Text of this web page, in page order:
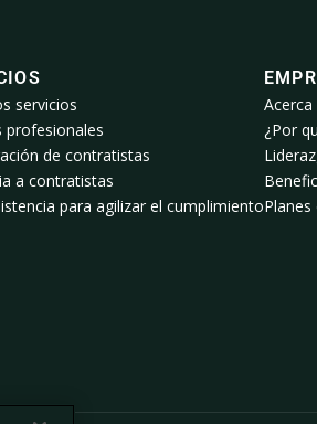
servicios
profesionales
de contratistas
a contratistas
para agilizar el cumplimiento
¿Por